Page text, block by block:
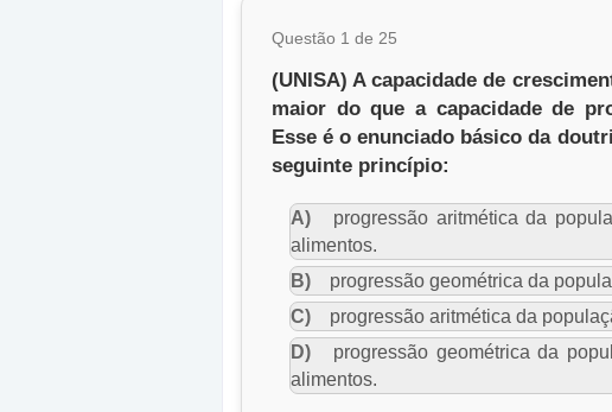
Questão 1 de 25
(UNISA) A capacidade de
maior do que a capacidade de
Esse é o enunciado básico da
seguinte princípio:
A)
progressão aritmética da
alimentos.
B)
progressão geométrica da
C)
progressão aritmética da
D)
progressão geométrica da
alimentos.